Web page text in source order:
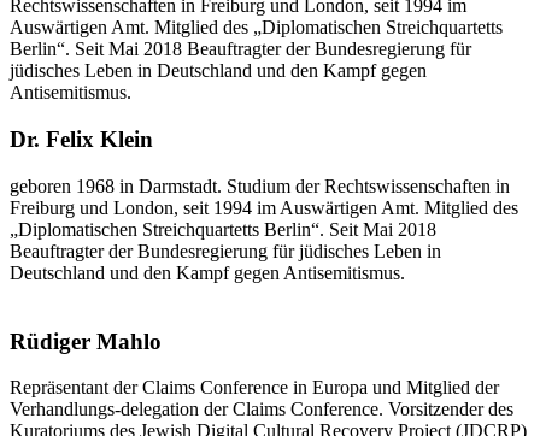
Dr. Felix Klein
geboren 1968 in Darmstadt. Studium der Rechtswissenschaften in
Freiburg und London, seit 1994 im Auswärtigen Amt. Mitglied des
„Diplomatischen Streichquartetts Berlin“. Seit Mai 2018
Beauftragter der Bundesregierung für jüdisches Leben in
Deutschland und den Kampf gegen Antisemitismus.
Rüdiger Mahlo
Repräsentant der Claims Conference in Europa und Mitglied der
Verhandlungs-delegation der Claims Conference. Vorsitzender des
Kuratoriums des Jewish Digital Cultural Recovery Project (JDCRP)